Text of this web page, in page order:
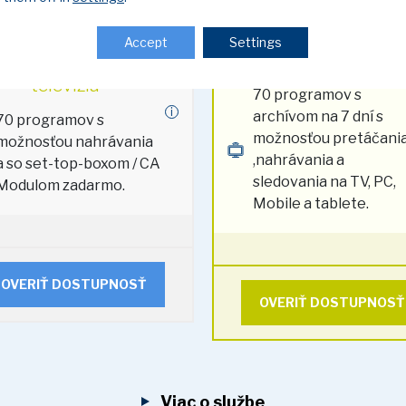
Digitálna
televízia
programov s
nahrávania
so set-top-boxom / CA
zadarmo.
i
OVERIŤ DOSTUPNOSŤ
IPTV 70
70 programov s
archívom na 7 dní s
možnosťou
,nahrávania a
sledovania na TV, PC,
Mobile a tablete.
OVERIŤ DOSTUPNOSŤ
Viac o službe
Accept Settings